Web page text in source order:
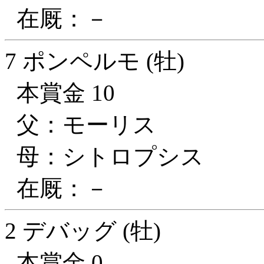
在厩：－
7 ポンペルモ (牡)
本賞金 10
父：モーリス
母：シトロプシス
在厩：－
2 デバッグ (牡)